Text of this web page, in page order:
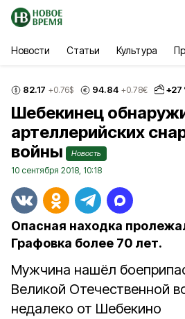
Новости Статьи Культура
82.17 +0.76$ 94.84 +0.78€ +27
Шебекинец
артеллерийских
войны
Новость
10 сентября 2018, 10:18
Опасная находка
Графовка более 70 лет.
Мужчина нашёл
Великой Отечественной
недалеко от Шебекино